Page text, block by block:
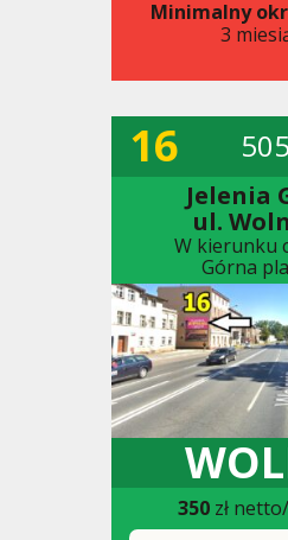
Minimalny
3
16
Jelenia
ul.
W kierunku
Górna
350zł